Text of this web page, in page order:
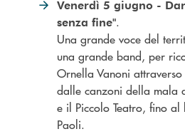
Venerdì 5 giugno -
senza fine".
Una grande voce del
una grande band, per
Ornella Vanoni
dalle canzoni della mala
e il Piccolo Teatro, fino
Paoli.